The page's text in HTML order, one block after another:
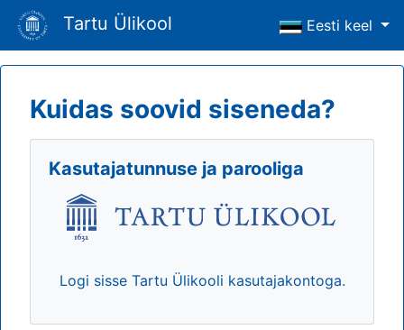
Tartu Ülikool Eesti keel
Kuidas soovid siseneda?
Kasutajatunnuse ja parooliga
Logi sisse Tartu Ülikooli kasutajakontoga.